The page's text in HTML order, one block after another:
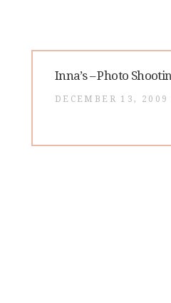
Post
Previous
Inna’s – Photo
DECEMBER 13, 2009